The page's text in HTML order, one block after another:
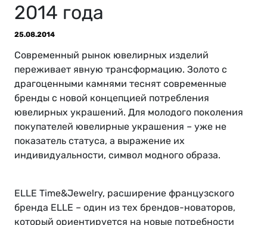
2014 года
25.08.2014
Современный рынок ювелирных изделий
переживает явную трансформацию. Золото с
драгоценными камнями теснят современные
бренды с новой концепцией потребления
ювелирных украшений. Для молодого поколения
покупателей ювелирные украшения – уже не
показатель статуса, а выражение их
индивидуальности, символ модного образа.
ELLE Time&Jewelry, расширение французского
бренда ELLE – один из тех брендов-новаторов,
который ориентируется на новые потребности